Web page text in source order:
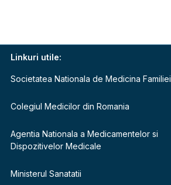
Linkuri utile:
Societatea Nationala de Medicina Familiei
Colegiul Medicilor din Romania
Agentia Nationala a Medicamentelor si
Dispozitivelor Medicale
Ministerul Sanatatii